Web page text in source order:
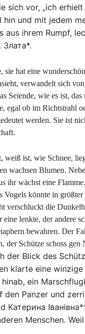
sich vor, „ich
und mit jedem
aus ihrem Rumpf,
hat eine
verwandelt sich
Seiende, wie es ist,
egal ob im Richtstrahl
werden. Sie ist
weiß ist, wie Schnee,
ihr wächst eine
Vogels könnte in
verschluckt die
lenkte, der andere
bewahren. Der
der Schütze schoss
der Blick des
klarte eine
ein
Panzer und
Катерина
Menschen.